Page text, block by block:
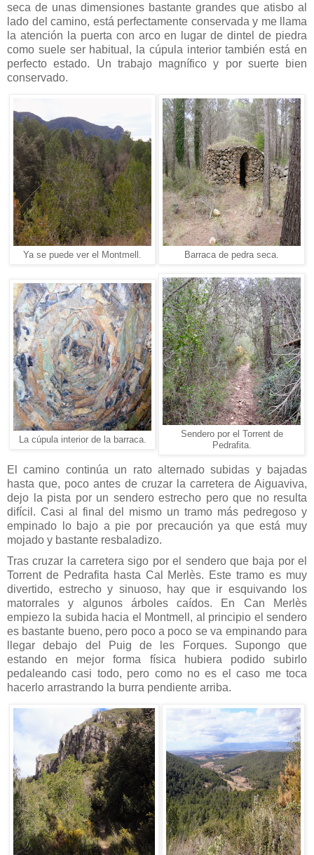
seca de unas dimensiones bastante grandes que atisbo al
lado del camino, está perfectamente conservada y me llama
la atención la puerta con arco en lugar de dintel de piedra
como suele ser habitual, la cúpula interior también está en
perfecto estado. Un trabajo magnífico y por suerte bien
conservado.
Ya se puede ver el Montmell. Barraca de pedra seca.
La cúpula interior de la barraca.
Sendero por el Torrent de
Pedrafita.
El camino continúa un rato alternado subidas y bajadas
hasta que, poco antes de cruzar la carretera de Aiguaviva,
dejo la pista por un sendero estrecho pero que no resulta
difícil. Casi al final del mismo un tramo más pedregoso y
empinado lo bajo a pie por precaución ya que está muy
mojado y bastante resbaladizo.
Tras cruzar la carretera sigo por el sendero que baja por el
Torrent de Pedrafita hasta Cal Merlès. Este tramo es muy
divertido, estrecho y sinuoso, hay que ir esquivando los
matorrales y algunos árboles caídos. En Can Merlès
empiezo la subida hacia el Montmell, al principio el sendero
es bastante bueno, pero poco a poco se va empinando para
llegar debajo del Puig de les Forques. Supongo que
estando en mejor forma física hubiera podido subirlo
pedaleando casi todo, pero como no es el caso me toca
hacerlo arrastrando la burra pendiente arriba.